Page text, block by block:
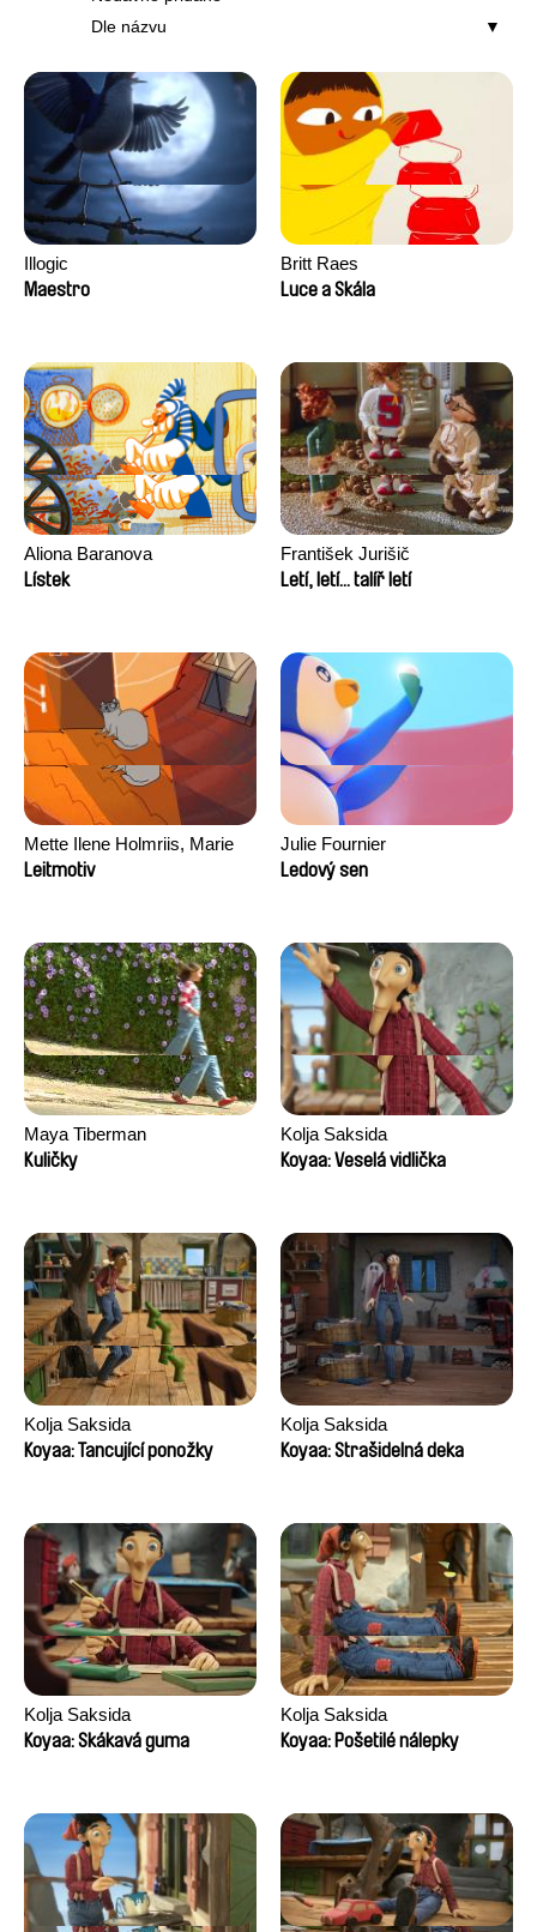
Dle názvu
Illogic
Maestro
Britt Raes
Luce a Skála
Aliona Baranova
Lístek
František Jurišič
Letí, letí... talíř letí
Mette Ilene Holmriis, Marie
Jørgensen, Jeanette
Leitmotiv
Julie Fournier
Ledový sen
Maya Tiberman
Kuličky
Kolja Saksida
Koyaa: Veselá vidlička
Kolja Saksida
Koyaa: Tancující ponožky
Kolja Saksida
Koyaa: Strašidelná deka
Kolja Saksida
Koyaa: Skákavá guma
Kolja Saksida
Koyaa: Pošetilé nálepky